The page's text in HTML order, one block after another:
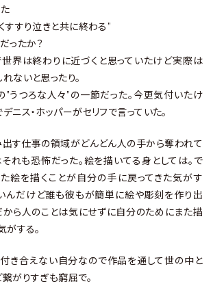
すすり泣きと共に終わる”
ったか？
界は終わりに近づくと思っていたけど実際は
ないと思ったり。
”うつろな人々”の一節だった。今更気付いたけ
ニス・ホッパーがセリフで言っていた。
す仕事の領域がどんどん人の手から奪われて
れも恐怖だった。絵を描いてる身としては。で
絵を描くことが自分の手に戻ってきた気がす
んだけど誰も彼もが簡単に絵や彫刻を作り出
から人のことは気にせずに自分のためにまた描
がする。
き合えない自分なので作品を通して世の中と
がりすぎも窮屈で。